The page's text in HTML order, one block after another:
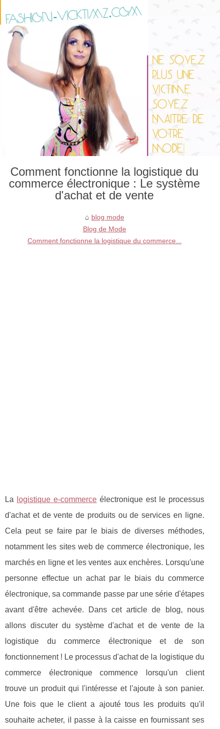
Comment fonctionne la logistique du
commerce électronique : Le système
d'achat et de vente
blog mode
Blog de Mode
Comment fonctionne la logistique du commerce...
La logistique e-commerceélectronique est le processus
d'achat et de vente de produits ou de services en ligne.
Cela peut se faire par le biais de diverses méthodes,
notamment les sites web de commerce électronique, les
marchés en ligne et les ventes aux enchères. Lorsqu'une
personne effectue un achat par le biais du commerce
électronique, sa commande passe par une série d'étapes
avant d'être achevée. Dans cet article de blog, nous
allons discuter du système d'achat et de vente de la
logistique du commerce électronique et de son
fonctionnement ! Le processus d'achat de la logistique du
commerce électronique commence lorsqu'un client
trouve un produit qui l'intéresse et l'ajoute à son panier.
Une fois que le client a ajouté tous les produits qu'il
souhaite acheter, il passe à la caisse en fournissant ses